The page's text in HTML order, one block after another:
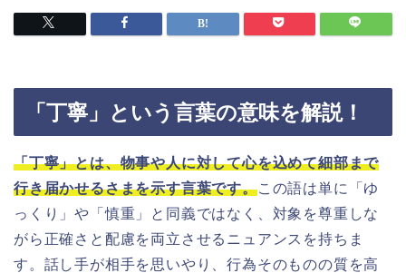
「丁寧」という言葉の意味を解説！
「丁寧」とは、物事や人に対して心を込めて細部まで
行き届かせるさまを示す言葉です。この語は単に「ゆ
っくり」や「慎重」と同義ではなく、対象を尊重しな
がら正確さと配慮を両立させるニュアンスを持ちま
す。話し手が相手を思いやり、行為そのものの質を高